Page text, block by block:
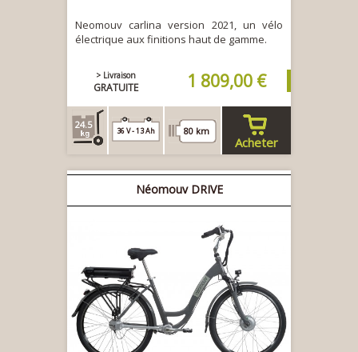
Neomouv carlina version 2021, un vélo
électrique aux finitions haut de gamme.
> Livraison
GRATUITE 1 809,00 €
24.5
36 V - 13 Ah 80 km
Acheter
Néomouv DRIVE